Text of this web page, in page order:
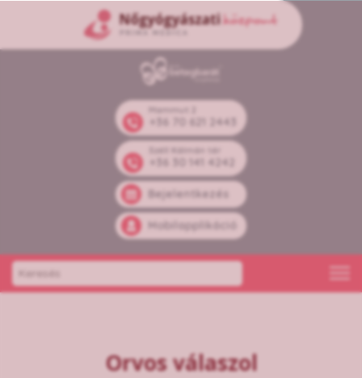
Mammut 2
+36 70 621 2443
Széll Kálmán tér
+36 30 141 4242
Bejelentkezés
Mobilapplikáció
Orvos válaszol